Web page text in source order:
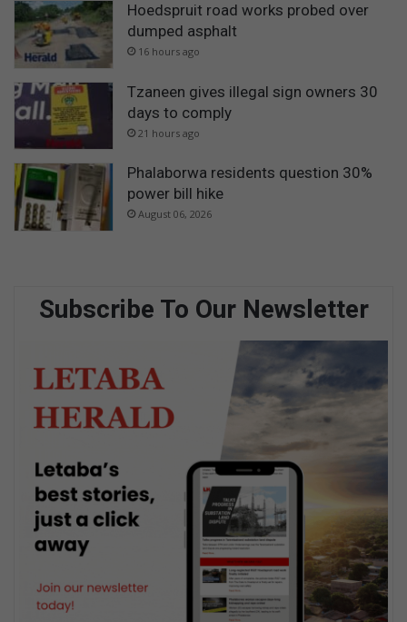
Hoedspruit road works probed over
dumped asphalt
16 hours ago
Tzaneen gives illegal sign owners 30
days to comply
21 hours ago
Phalaborwa residents question 30%
power bill hike
August 06, 2026
Subscribe To Our Newsletter